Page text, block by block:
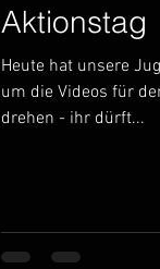
Aktionstag
Heute hat unsere
um die Videos für
drehen - ihr dürft...